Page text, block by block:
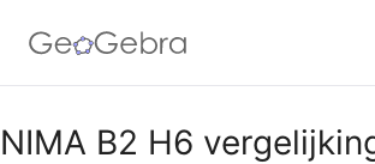
Google Classroom
NIMA B2 H6